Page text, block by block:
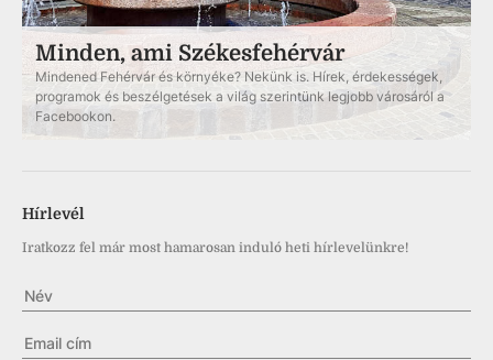
Minden, ami Székesfehérvár
Mindened Fehérvár és környéke? Nekünk is. Hírek, érdekességek,
programok és beszélgetések a világ szerintünk legjobb városáról a
Facebookon.
Hírlevél
Iratkozz fel már most hamarosan induló heti hírlevelünkre!